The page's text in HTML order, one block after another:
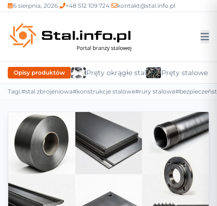
6 sierpnia, 2026| +48 512 109 724| kontakt@stal.info.pl
Opisy produktów Pręty okrągłe stalowePręty stalowe
Tagi:#stal zbrojeniowa#konstrukcje stalowe#rury stalowe